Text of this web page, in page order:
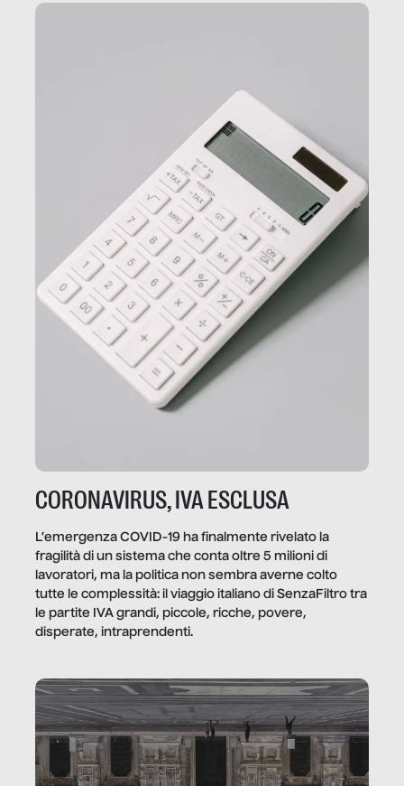
CORONAVIRUS, IVA ESCLUSA
L’emergenza COVID-19 ha finalmente rivelato la
fragilità di un sistema che conta oltre 5 milioni di
lavoratori, ma la politica non sembra averne colto
tutte le complessità: il viaggio italiano di SenzaFiltro tra
le partite IVA grandi, piccole, ricche, povere,
disperate, intraprendenti.